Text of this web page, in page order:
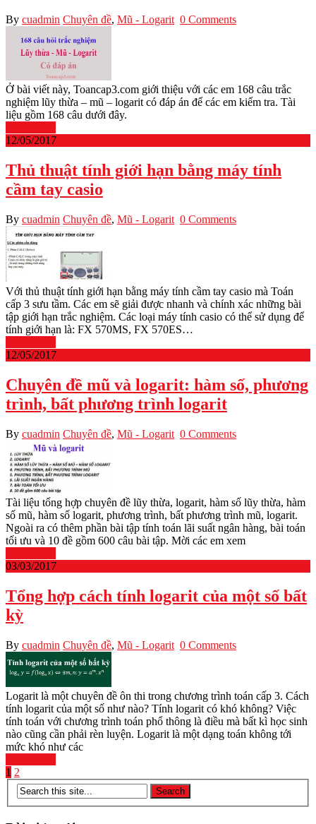
By cuadmin Chuyên đề, Mũ - Logarit 0 Comments
Ở bài viết này, Toancap3.com giới thiệu với các em 168 câu trắc
nghiệm lũy thừa – mũ – logarit có đáp án để các em kiểm tra. Tài
liệu gồm 168 câu dưới đây.
12/05/2017
Thủ thuật tính giới hạn bằng máy tính
cầm tay casio
By cuadmin Chuyên đề, Mũ - Logarit 0 Comments
Với thủ thuật tính giới hạn bằng máy tính cầm tay casio mà Toán
cấp 3 sưu tầm. Các em sẽ giải được nhanh và chính xác những bài
tập giới hạn trắc nghiệm. Các loại máy tính casio có thể sử dụng để
tính giới hạn là: FX 570MS, FX 570ES…
12/05/2017
Chuyên đề mũ và logarit: hàm số, phương
trình, bất phương trình logarit
By cuadmin Chuyên đề, Mũ - Logarit 0 Comments
Tài liệu tổng hợp chuyên đề lũy thừa, logarit, hàm số lũy thừa, hàm
số mũ, hàm số logarit, phương trình, bất phương trình mũ, logarit.
Ngoài ra có thêm phần bài tập tính toán lãi suất ngân hàng, bài toán
tối ưu và 10 đề gồm 600 câu bài tập. Mời các em xem
03/03/2017
Tổng hợp cách tính logarit của một số bất
kỳ
By cuadmin Chuyên đề, Mũ - Logarit 0 Comments
Logarit là một chuyên đề ôn thi trong chương trình toán cấp 3. Cách
tính logarit của một số như nào? Tính logarit có khó không? Việc
tính toán với chương trình toán phổ thông là điều mà bất kì học sinh
nào cũng cần phải rèn luyện. Logarit là một dạng toán không tới
mức khó như các
Phân
trang
bài
1 2